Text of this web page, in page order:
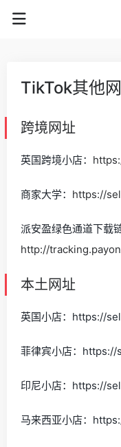
TikTok其他
跨境网址
英国跨境小店：
商家大学： https://
派安盈绿色通道下载
http://
本土网址
英国小店：https://
菲律宾小店：
印尼小店：https://
马来西亚小店：